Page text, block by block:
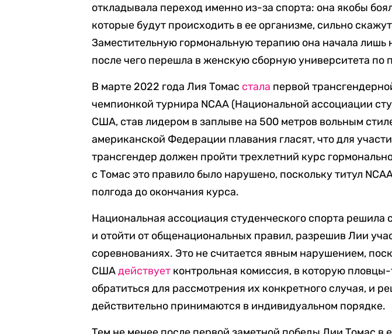
откладывала переход именно из-за спорта: она якобы
которые будут происходить в ее организме, сильно
Заместительную гормональную терапию она начала лишь
после чего перешла в женскую сборную университета по
В марте 2022 года Лия Томас стала первой
чемпионкой турнира NCAA (Национальной ассоциации
США, став лидером в заплыве на 500 метров вольным
американской Федерации плавания гласят, что для
трансгендер должен пройти трехлетний курс
с Томас это правило было нарушено, поскольку титул
полгода до окончания курса.
Национальная ассоциация студенческого спорта решила
и отойти от общенациональных правил, разрешив Лии
соревнованиях. Это не считается явным нарушением,
СШАдействует контрольная комиссия, в которую
обратиться для рассмотрения их конкретного случая, и
действительно принимаются в индивидуальном порядке.